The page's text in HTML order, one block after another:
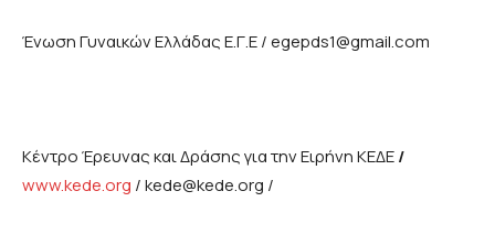
Ένωση Γυναικών Ελλάδας Ε.Γ.Ε /egepds1@gmail.com
Κέντρο Έρευνας και Δράσης για την Ειρήνη ΚΕΔΕ/
www.kede.org /kede@kede.org /